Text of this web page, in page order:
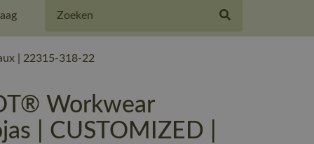
| 22315-318-22
Workwear
| CUSTOMIZED |